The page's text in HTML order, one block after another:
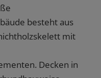
besteht aus
mit
Decken in